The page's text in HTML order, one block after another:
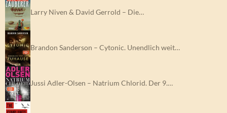
Larry Niven & David Gerrold – Die…
Brandon Sanderson – Cytonic. Unendlich weit…
Jussi Adler-Olsen – Natrium Chlorid. Der 9.…